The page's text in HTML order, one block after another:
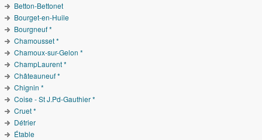
Betton-Bettonet
Bourget-en-Huile
Bourgneuf *
Chamousset *
Chamoux-sur-Gelon *
ChampLaurent *
Châteauneuf *
Chignin *
Coise - St J.Pd-Gauthier *
Cruet *
Détrier
Étable